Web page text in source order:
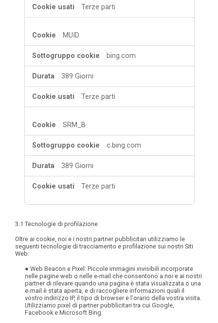
Terze parti
MUID
bing.com
389 Giorni
Terze parti
SRM_B
c.bing.com
389 Giorni
Terze parti
3.1 Tecnologie di profilazione
Oltre ai cookie, noi e i nostri partner pubblicitari utilizziamo le
seguenti tecnologie di tracciamento e profilazione sui nostri Siti
Web:
● Web Beacon e Pixel : Piccole immagini invisibili incorporate
nelle pagine web o nelle e-mail che consentono a noi e ai nostri
partner di rilevare quando una pagina è stata visualizzata o una
e-mail è stata aperta, e di raccogliere informazioni quali il
vostro indirizzo IP, il tipo di browser e l'orario della vostra visita.
Utilizziamo pixel di partner pubblicitari tra cui Google,
Facebook e Microsoft Bing.